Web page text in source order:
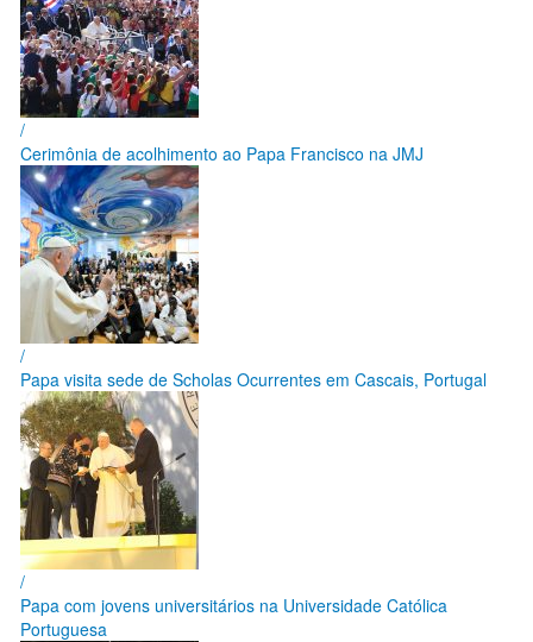
/
Cerimônia de acolhimento ao Papa Francisco na JMJ
/
Papa visita sede de Scholas Ocurrentes em Cascais, Portugal
/
Papa com jovens universitários na Universidade Católica
Portuguesa